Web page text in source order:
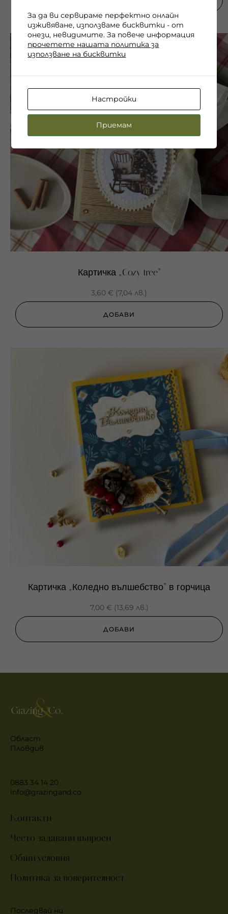
Картичка „Cozy tree“
3,60 € (7,04 лв.)
ДОБАВИ
Картичка „Коледно вълшебство“ в горчица
7,00 € (13,69 лв.)
ДОБАВИ
Област
Пловдив
0883 34 14 20
info@grazingand.co
Контакти
Често задавани въпроси
Общи условия
Политика за поверителност
Последвай ни
За да ви сервираме перфектно онлайн
изживяване, използваме бисквитки - от
онези, невидимите. За повече информация
прочетете нашата политика за
използване на бисквитки
Настройки
Приемам